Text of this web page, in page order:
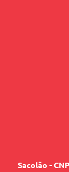
Sacolão -